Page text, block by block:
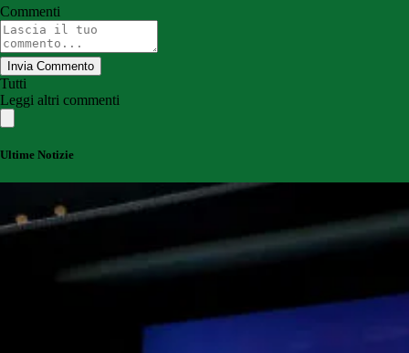
Commenti
Invia Commento
Tutti
Leggi altri commenti
Ultime Notizie